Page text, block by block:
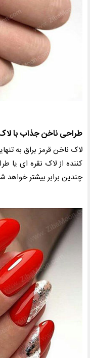
طراحی ناخن جذاب با
لاک ناخن قرمز براق به
کننده از لاک نقره ای یا
چندین برابر بیشتر خواهد